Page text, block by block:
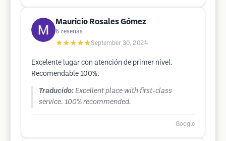
Mauricio Rosales Gómez
6 reseñas
★★★★★September 30, 2024
Excelente lugar con atención de primer nivel.
Recomendable 100%.
Traducido: Excellent place with first-class
service. 100% recommended.
Google